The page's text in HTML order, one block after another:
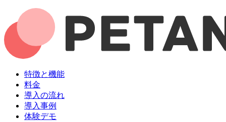
特徴と機能
料金
導入の流れ
導入事例
体験デモ